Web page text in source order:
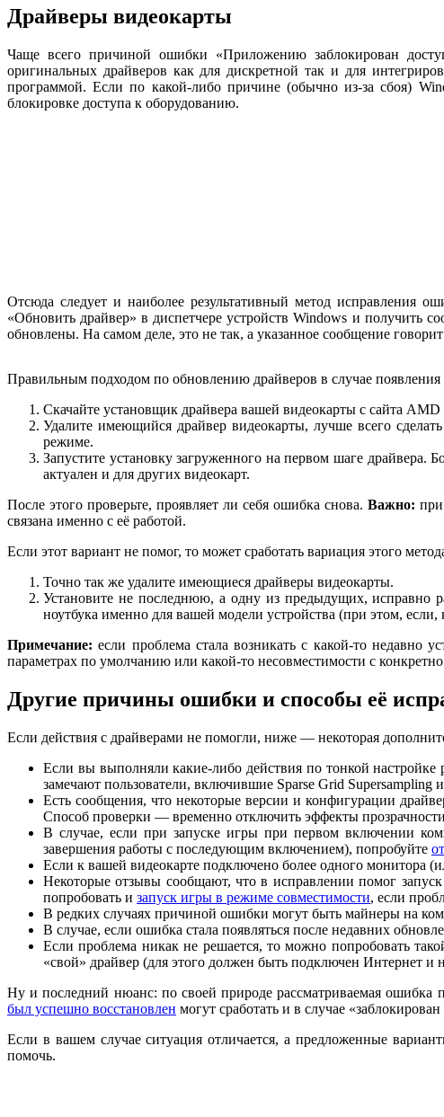
Драйверы видеокарты
Чаще всего причиной ошибки «Приложению заблокирован
оригинальных драйверов как для дискретной так и для
программой. Если по какой-либо причине (обычно из-за сбоя)
блокировке доступа к оборудованию.
Отсюда следует и наиболее результативный метод исправления
«Обновить драйвер» в диспетчере устройств Windows и получить
обновлены. На самом деле, это не так, а указанное сообщение
Правильным подходом по обновлению драйверов в случае
Скачайте установщик драйвера вашей видеокарты с сайта
Удалите имеющийся драйвер видеокарты, лучше всего
режиме.
Запустите установку загруженного на первом шаге
актуален и для других видеокарт.
После этого проверьте, проявляет ли себя ошибка снова. Важно:
связана именно с её работой.
Если этот вариант не помог, то может сработать вариация этого
Точно так же удалите имеющиеся драйверы видеокарты.
Установите не последнюю, а одну из предыдущих, исправно
ноутбука именно для вашей модели устройства (при этом,
Примечание: если проблема стала возникать с какой-то недавно
параметрах по умолчанию или какой-то несовместимости с
Другие причины ошибки и способы её
Если действия с драйверами не помогли, ниже — некоторая
Если вы выполняли какие-либо действия по тонкой
замечают пользователи, включившие Sparse Grid
Есть сообщения, что некоторые версии и конфигурации
Способ проверки — временно отключить эффекты
В случае, если при запуске игры при первом включении
завершения работы с последующим включением), попробуйте
Если к вашей видеокарте подключено более одного монитора
Некоторые отзывы сообщают, что в исправлении помог
попробовать и запуск игры в режиме совместимости, если
В редких случаях причиной ошибки могут быть майнеры на
В случае, если ошибка стала появляться после недавних
Если проблема никак не решается, то можно попробовать
«свой» драйвер (для этого должен быть подключен Интернет
Ну и последний нюанс: по своей природе рассматриваемая
был успешно восстановлен могут сработать и в случае
Если в вашем случае ситуация отличается, а предложенные
помочь.